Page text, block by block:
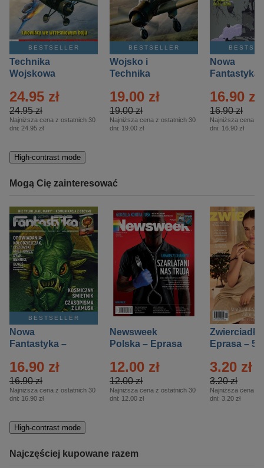
BESTSELLER
Technika
Wojskowa
– 2/2026
24.95 zł
24.95 zł
Najniższa cena z ostatnich 30
dni: 24.95 zł
BESTSELLER
Wojsko i
Technika
Specjalne –
Eprasa – 2/2026
19.00 zł
19.00 zł
Najniższa cena z ostatnich 30
dni: 19.00 zł
Nowa
Fantastyka
16.90 zł
16.90 zł
Najniższa cena z
dni: 16.90 zł
High-contrast mode
Mogą Cię zainteresować
BESTSELLER
Nowa
Fantastyka –
16.90 zł
16.90 zł
Najniższa cena z ostatnich 30
dni: 16.90 zł
Newsweek
Polska – Eprasa
12.00 zł
12.00 zł
Najniższa cena z ostatnich 30
dni: 12.00 zł
Zwierciadło
Eprasa – 5/
3.20 zł
3.20 zł
Najniższa cena z
dni: 3.20 zł
High-contrast mode
Najczęściej kupowane razem